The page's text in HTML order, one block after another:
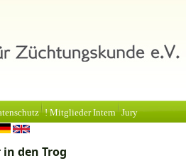
! Mitglieder Intern Jury
den Trog